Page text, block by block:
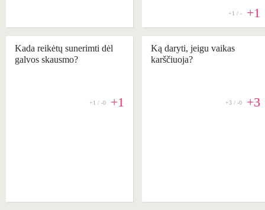
+1 / - +1
Kada reikėtų sunerimti dėl
galvos skausmo?
+1 / -0 +1
Ką daryti, jeigu vaikas
karščiuoja?
+3 / -0 +3